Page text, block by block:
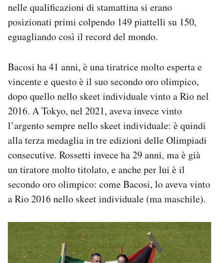
nelle qualificazioni di stamattina si erano
posizionati primi colpendo 149 piattelli su 150,
eguagliando così il record del mondo.
Bacosi ha 41 anni, è una tiratrice molto esperta e
vincente e questo è il suo secondo oro olimpico,
dopo quello nello skeet individuale vinto a Rio nel
2016. A Tokyo, nel 2021, aveva invece vinto
l’argento sempre nello skeet individuale: è quindi
alla terza medaglia in tre edizioni delle Olimpiadi
consecutive. Rossetti invece ha 29 anni, ma è già
un tiratore molto titolato, e anche per lui è il
secondo oro olimpico: come Bacosi, lo aveva vinto
a Rio 2016 nello skeet individuale (ma maschile).